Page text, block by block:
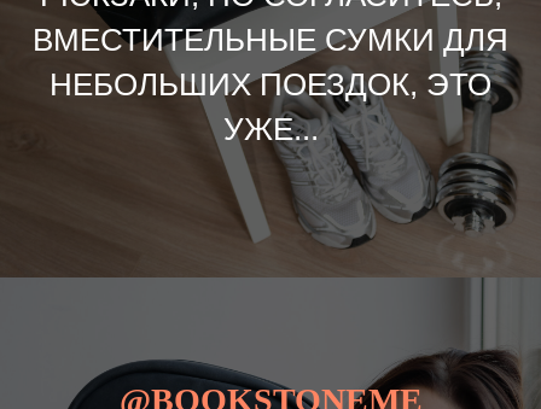
ВМЕСТИТЕЛЬНЫЕ СУМКИ ДЛЯ
НЕБОЛЬШИХ ПОЕЗДОК, ЭТО
УЖЕ...
@BOOKSTONEME